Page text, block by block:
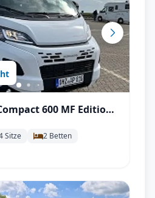
600 MF Edition
/ Klima (2026)
Sitze 2 Betten